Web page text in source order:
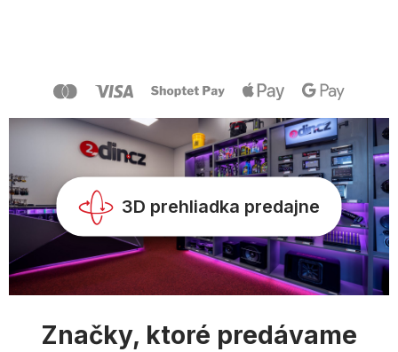
3D prehliadka predajne
Značky, ktoré predávame